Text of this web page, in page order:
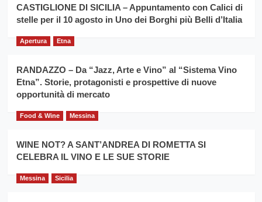
la
filiera
grano
per
il
anno
vince
Franco
Caruso
CASTIGLIONE DI SICILIA – Appuntamento con Calici di
stelle per il 10 agosto in Uno dei Borghi più Belli d’Italia
Apertura Etna
RANDAZZO – Da “Jazz, Arte e Vino” al “Sistema Vino
Etna”. Storie, protagonisti e prospettive di nuove
opportunità di mercato
Food & Wine Messina
WINE NOT? A SANT’ANDREA DI ROMETTA SI
CELEBRA IL VINO E LE SUE STORIE
Messina Sicilia